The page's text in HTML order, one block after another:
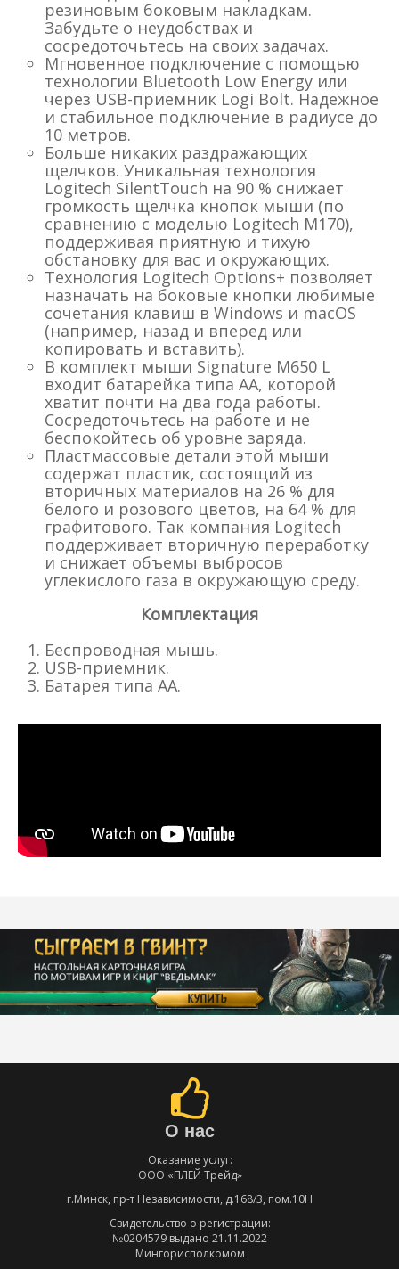
резиновым боковым накладкам.
Забудьте о неудобствах и
сосредоточьтесь на своих задачах.
Мгновенное подключение с помощью
технологии Bluetooth Low Energy или
через USB-приемник Logi Bolt. Надежное
и стабильное подключение в радиусе до
10 метров.
Больше никаких раздражающих
щелчков. Уникальная технология
Logitech SilentTouch на 90 % снижает
громкость щелчка кнопок мыши (по
сравнению с моделью Logitech M170),
поддерживая приятную и тихую
обстановку для вас и окружающих.
Технология Logitech Options+ позволяет
назначать на боковые кнопки любимые
сочетания клавиш в Windows и macOS
(например, назад и вперед или
копировать и вставить).
В комплект мыши Signature M650 L
входит батарейка типа AA, которой
хватит почти на два года работы.
Сосредоточьтесь на работе и не
беспокойтесь об уровне заряда.
Пластмассовые детали этой мыши
содержат пластик, состоящий из
вторичных материалов на 26 % для
белого и розового цветов, на 64 % для
графитового. Так компания Logitech
поддерживает вторичную переработку
и снижает объемы выбросов
углекислого газа в окружающую среду.
Комплектация
Беспроводная мышь.
USB-приемник.
Батарея типа AA.
О нас
Оказание услуг:
ООО «ПЛЕЙ Трейд»
г.Минск, пр-т Независимости, д.168/3, пом.10Н
Свидетельство о регистрации:
№0204579 выдано 21.11.2022
Мингорисполкомом